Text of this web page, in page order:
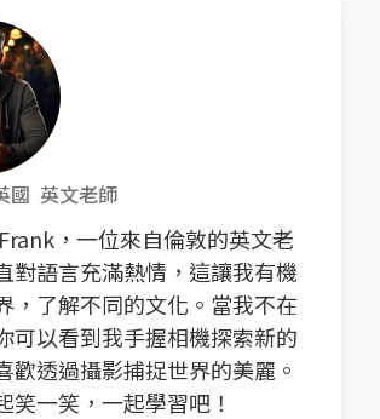
國 英文老師
，一位來自倫敦的英文老
對語言充滿熱情，這讓我有機
，了解不同的文化。當我不在
可以看到我手握相機探索新的
歡透過攝影捕捉世界的美麗。
笑一笑，一起學習吧！